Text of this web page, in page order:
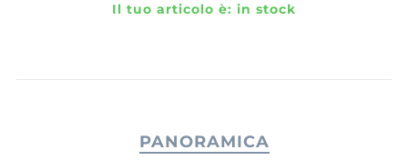
Il tuo articolo è: in stock
PANORAMICA